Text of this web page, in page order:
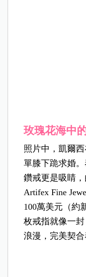
玫瑰花海中
照片中，凱爾
單膝下跪求婚
鑽戒更是吸睛
Artifex Fine
100萬美元（約
枚戒指就像一
浪漫，完美契合